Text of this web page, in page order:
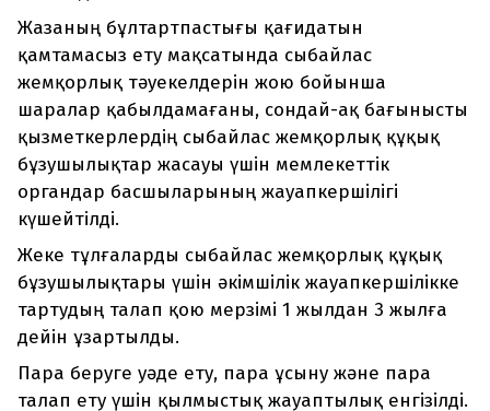
Жазаның бұлтартпастығы қағидатын
қамтамасыз ету мақсатында сыбайлас
жемқорлық тәуекелдерін жою бойынша
шаралар қабылдамағаны, сондай-ақ бағынысты
қызметкерлердің сыбайлас жемқорлық құқық
бұзушылықтар жасауы үшін мемлекеттік
органдар басшыларының жауапкершілігі
күшейтілді.
Жеке тұлғаларды сыбайлас жемқорлық құқық
бұзушылықтары үшін әкімшілік жауапкершілікке
тартудың талап қою мерзімі 1 жылдан 3 жылға
дейін ұзартылды.
Пара беруге уәде ету, пара ұсыну және пара
талап ету үшін қылмыстық жауаптылық енгізілді.